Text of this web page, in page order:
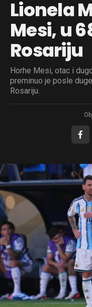
Lionela
Mesi, u
Rosariju
Horhe Mesi, otac i
preminuo je posle
Rosariju.